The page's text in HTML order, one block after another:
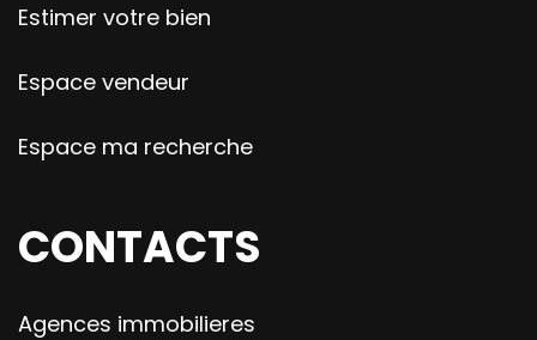
Estimer votre bien
Espace vendeur
Espace ma recherche
CONTACTS
Agences immobilieres